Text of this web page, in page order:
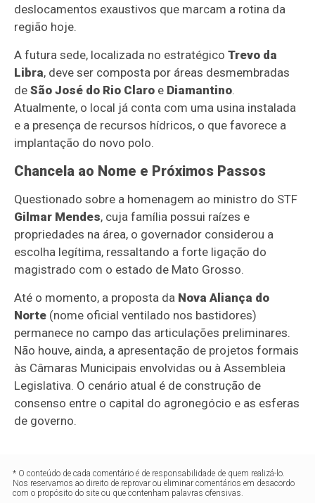
deslocamentos exaustivos que marcam a rotina da
região hoje.
A futura sede, localizada no estratégicoTrevo da
Libra, deve ser composta por áreas desmembradas
deSão José do Rio Claro e Diamantino.
Atualmente, o local já conta com uma usina instalada
e a presença de recursos hídricos, o que favorece a
implantação do novo polo.
Chancela ao Nome e Próximos Passos
Questionado sobre a homenagem ao ministro do STF
Gilmar Mendes, cuja família possui raízes e
propriedades na área, o governador considerou a
escolha legítima, ressaltando a forte ligação do
magistrado com o estado de Mato Grosso.
Até o momento, a proposta da Nova Aliança do
Norte (nome oficial ventilado nos bastidores)
permanece no campo das articulações preliminares.
Não houve, ainda, a apresentação de projetos formais
às Câmaras Municipais envolvidas ou à Assembleia
Legislativa. O cenário atual é de construção de
consenso entre o capital do agronegócio e as esferas
de governo.
* O conteúdo de cada comentário é de responsabilidade de quem realizá-lo.
Nos reservamos ao direito de reprovar ou eliminar comentários em desacordo
com o propósito do site ou que contenham palavras ofensivas.